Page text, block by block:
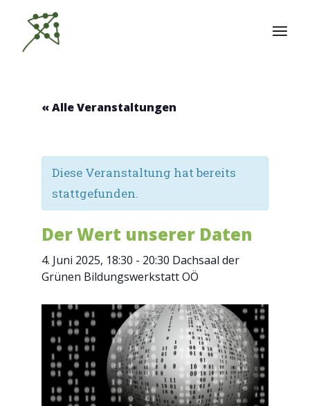
Inhalt
springen
« Alle Veranstaltungen
Diese Veranstaltung hat bereits
stattgefunden.
Der Wert unserer Daten
4. Juni 2025, 18:30 - 20:30 Dachsaal der
Grünen Bildungswerkstatt OÖ